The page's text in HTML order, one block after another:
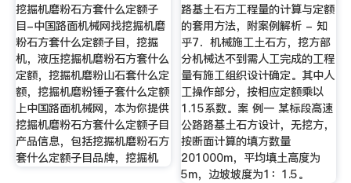
挖掘机磨粉石方套什么定额子
目-中国路面机械网找挖掘机磨
粉石方套什么定额子目，挖掘
机，液压挖掘机磨粉石方套什么
定额，挖掘机磨粉山石套什么定
额，挖掘机磨粉锤子套什么定额
上中国路面机械网，本为你提供
挖掘机磨粉石方套什么定额子目
产品信息，包括挖掘机磨粉石方
套什么定额子目品牌，挖掘机
路基土石方工程量的计算与定额
的套用方法，附案例解析 - 知
乎7．机械施工土石方，挖方部
分机械达不到需人工完成的工程
量有施工组织设计确定。其中人
工操作部分，按相应定额乘以
1.15系数。案 例一 某标段高速
公路路基土石方设计，无挖方，
按断面计算的填方数量
201000m，平均填土高度为
5m，边坡坡度为1：1.5。